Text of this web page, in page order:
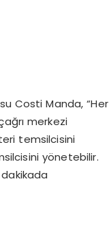
Costi Manda, “Her
merkezi
temsilcisini
yönetebilir.